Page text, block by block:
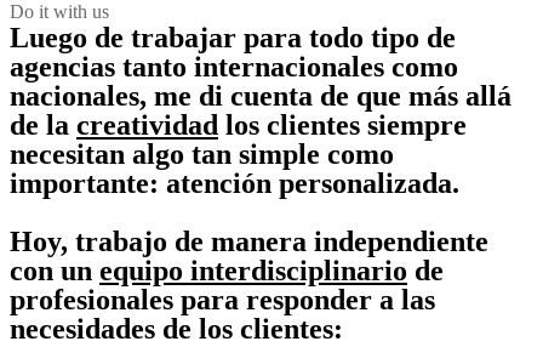
Do it with us
Luego de trabajar para todo tipo de
agencias tanto internacionales como
nacionales, me di cuenta de que más allá
de la creatividad los clientes siempre
necesitan algo tan simple como
importante: atención personalizada.
Hoy, trabajo de manera independiente
con un equipo interdisciplinario de
profesionales para responder a las
necesidades de los clientes: